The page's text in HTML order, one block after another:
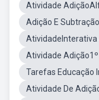
Atividade
Adição E
AtividadeInterativa
Atividade
Tarefas Educação
Atividade De